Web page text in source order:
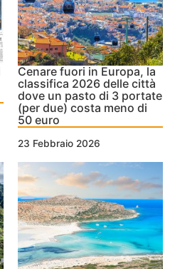
Cenare fuori in Europa, la
classifica 2026 delle città
dove un pasto di 3 portate
(per due) costa meno di
50 euro
23 Febbraio 2026